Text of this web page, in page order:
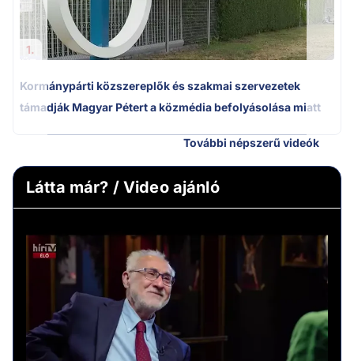
1.
Kormánypárti közszereplők és szakmai szervezetek
támadják Magyar Pétert a közmédia befolyásolása miatt
További népszerű videók
Látta már? / Video ajánló